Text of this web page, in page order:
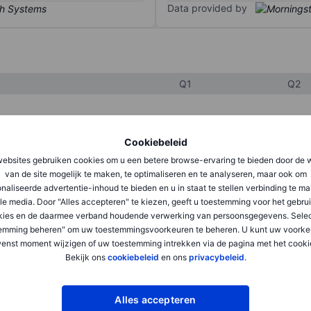
Cookiebeleid
gebruiken cookies om u een betere browse-ervaring te bieden door de
van de site mogelijk te maken, te optimaliseren en te analyseren, maar ook om
advertentie-inhoud te bieden en u in staat te stellen verbinding te
media. Door "Alles accepteren" te kiezen, geeft u toestemming voor het
en de daarmee verband houdende verwerking van persoonsgegevens.
beheren" om uw toestemmingsvoorkeuren te beheren. U kunt uw
moment wijzigen of uw toestemming intrekken via de pagina met het
Bekijk ons cookiebeleid en ons privacybeleid.
Alles accepteren
Data provided by
Q1 Q2
XXXXXXX XXXXXXX
XXXXXXX XXXXXXX
XXXXXXX
XXXXXXX